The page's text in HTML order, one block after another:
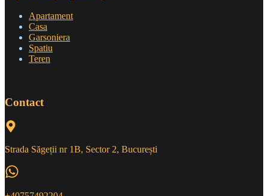
Apartament
Casa
Garsoniera
Spatiu
Teren
Contact
Strada Săgeții nr 1B, Sector 2, București